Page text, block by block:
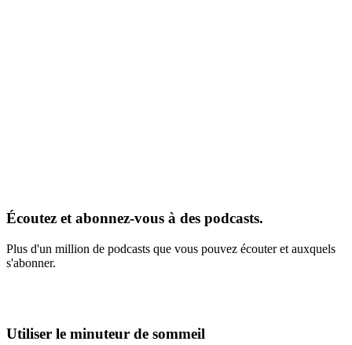
Écoutez et abonnez-vous à des podcasts.
Plus d'un million de podcasts que vous pouvez écouter et auxquels
s'abonner.
Utiliser le minuteur de sommeil